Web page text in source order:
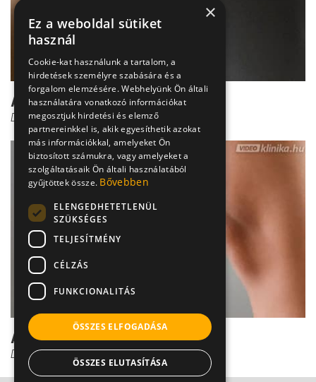
A keresztszalag sérülése
Dr. Pantó Tamás
A keresztszalag-sérülés kezelése
Dr. Pantó Tamás
×
Ez a weboldal sütiket
használ
Cookie-kat használunk a tartalom, a
hirdetések személyre szabására és a
forgalom elemzésére. Webhelyünk Ön általi
használatára vonatkozó információkat
megosztjuk hirdetési és elemző
partnereinkkel is, akik egyesíthetik azokat
más információkkal, amelyeket Ön
biztosított számukra, vagy amelyeket a
szolgáltatásaik Ön általi használatából
gyűjtöttek össze. Bővebben
ELENGEDHETETLENÜL
SZÜKSÉGES
TELJESÍTMÉNY
CÉLZÁS
FUNKCIONALITÁS
ÖSSZES ELFOGADÁSA
ÖSSZES ELUTASÍTÁSA